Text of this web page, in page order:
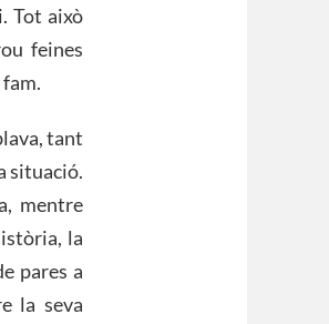
Tot això
feines
tant
situació.
mentre
la
pares a
la seva